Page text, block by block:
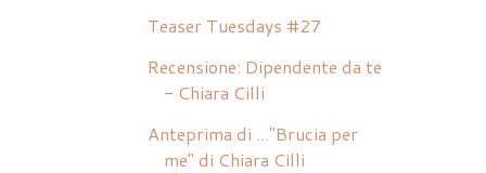
Teaser Tuesdays #27
Recensione: Dipendente da te
- Chiara Cilli
Anteprima di ..."Brucia per
me" di Chiara Cilli